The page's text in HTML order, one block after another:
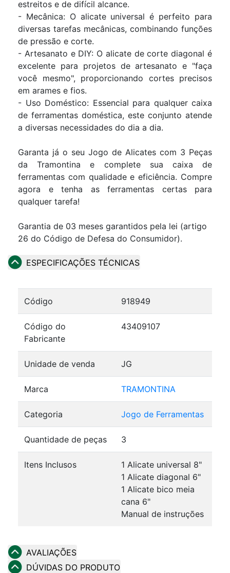
estreitos e de difícil alcance.
- Mecânica: O alicate universal é perfeito para
diversas tarefas mecânicas, combinando funções
de pressão e corte.
- Artesanato e DIY: O alicate de corte diagonal é
excelente para projetos de artesanato e "faça
você mesmo", proporcionando cortes precisos
em arames e fios.
- Uso Doméstico: Essencial para qualquer caixa
de ferramentas doméstica, este conjunto atende
a diversas necessidades do dia a dia.
Garanta já o seu Jogo de Alicates com 3 Peças
da Tramontina e complete sua caixa de
ferramentas com qualidade e eficiência. Compre
agora e tenha as ferramentas certas para
qualquer tarefa!
Garantia de 03 meses garantidos pela lei (artigo
26 do Código de Defesa do Consumidor).
ESPECIFICAÇÕES TÉCNICAS
Código 918949
Código do
Fabricante
43409107
Unidade de venda JG
Marca TRAMONTINA
Categoria Jogo de Ferramentas
Quantidade de peças 3
Itens Inclusos
1 Alicate universal 8"
1 Alicate diagonal 6"
1 Alicate bico meia
cana 6"
Manual de instruções
AVALIAÇÕES
DÚVIDAS DO PRODUTO